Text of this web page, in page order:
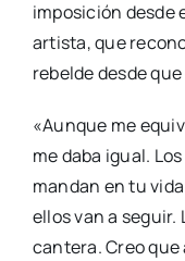
imposición desde
artista, que
rebelde desde
«Aunque me
me daba igual.
mandan en tu
ellos van a seguir.
cantera. Creo